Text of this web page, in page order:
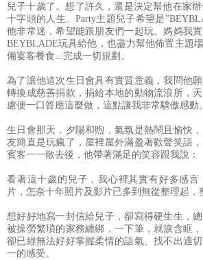
兒子十歲了。想了許久，還是決定幫他在家
十字頭的人生。Party主題兒子希望是
他非常迷，希望能跟朋友們一起玩。媽媽我
BEYBLADE玩具給他，也盡力幫他佈置主題
備宴客餐食...完成一切規劃。
為了讓他這次生日會具有實質意義，我問他
轉換成慈善捐款，捐給本地的動物流浪所，
慮便一口答應這麼做，這點讓我非常驕傲感動。
生日會那天，夕陽和煦，氣氛是熱鬧且愉快
友簡直是玩瘋了，屋裡屋外滿盈著歡聲笑語
賓客一一散去後，他帶著滿足的笑容跟我說：
看著這十歲的兒子，我心裡其實有好多感
片，怎奈十年照片及影片已多到無從整理起，
想好好地寫一封信給兒子，卻寫得硬生生，
被操勞繁瑣的家務纏綁，一下筆，就淚含眶
卻已經無法好好掌握柔情的語氣、找不出適
一的感受。